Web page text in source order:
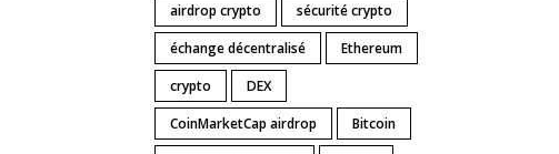
airdrop crypto
sécurité crypto
échange décentralisé
Ethereum
crypto
DEX
CoinMarketCap airdrop
Bitcoin